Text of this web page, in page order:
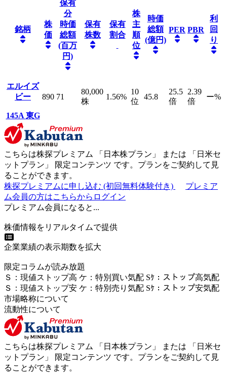
銘柄
株
価
保有
分
時価
総額
(百万
円)
保有
株数
保有
割合
株
主
順
位
時価
総額
(億円)
PER PBR
利
回
り
エルイズ
ビー
145A 東G
890 71
80,000
株
1.56%
10
位
45.8
25.5
倍
2.39
倍
ー%
こちらは株探プレミアム 「 日本株プラン 」 または 「 日米セ
ットプラン 」 限定コンテンツ です。プランをご契約して見
ることができます。
株探プレミアムに申し込む (初回無料体験付き)
プレミア
ム会員の方はこちらからログイン
プレミアム会員になると...
株価情報をリアルタイムで提供
企業業績の表示期数を拡大
限定コラムが読み放題
Ｓ ： 現値ストップ高 ケ ： 特別買い気配 Sｹ ： ストップ高気配
Ｓ ： 現値ストップ安 ケ ： 特別売 り 気配 Sｹ ： ストップ安気配
市場略称について
流動性について
こちらは株探プレミアム 「 日本株プラン 」 または 「 日米セ
ットプラン 」 限定コンテンツ です。プランをご契約して見
ることができます。